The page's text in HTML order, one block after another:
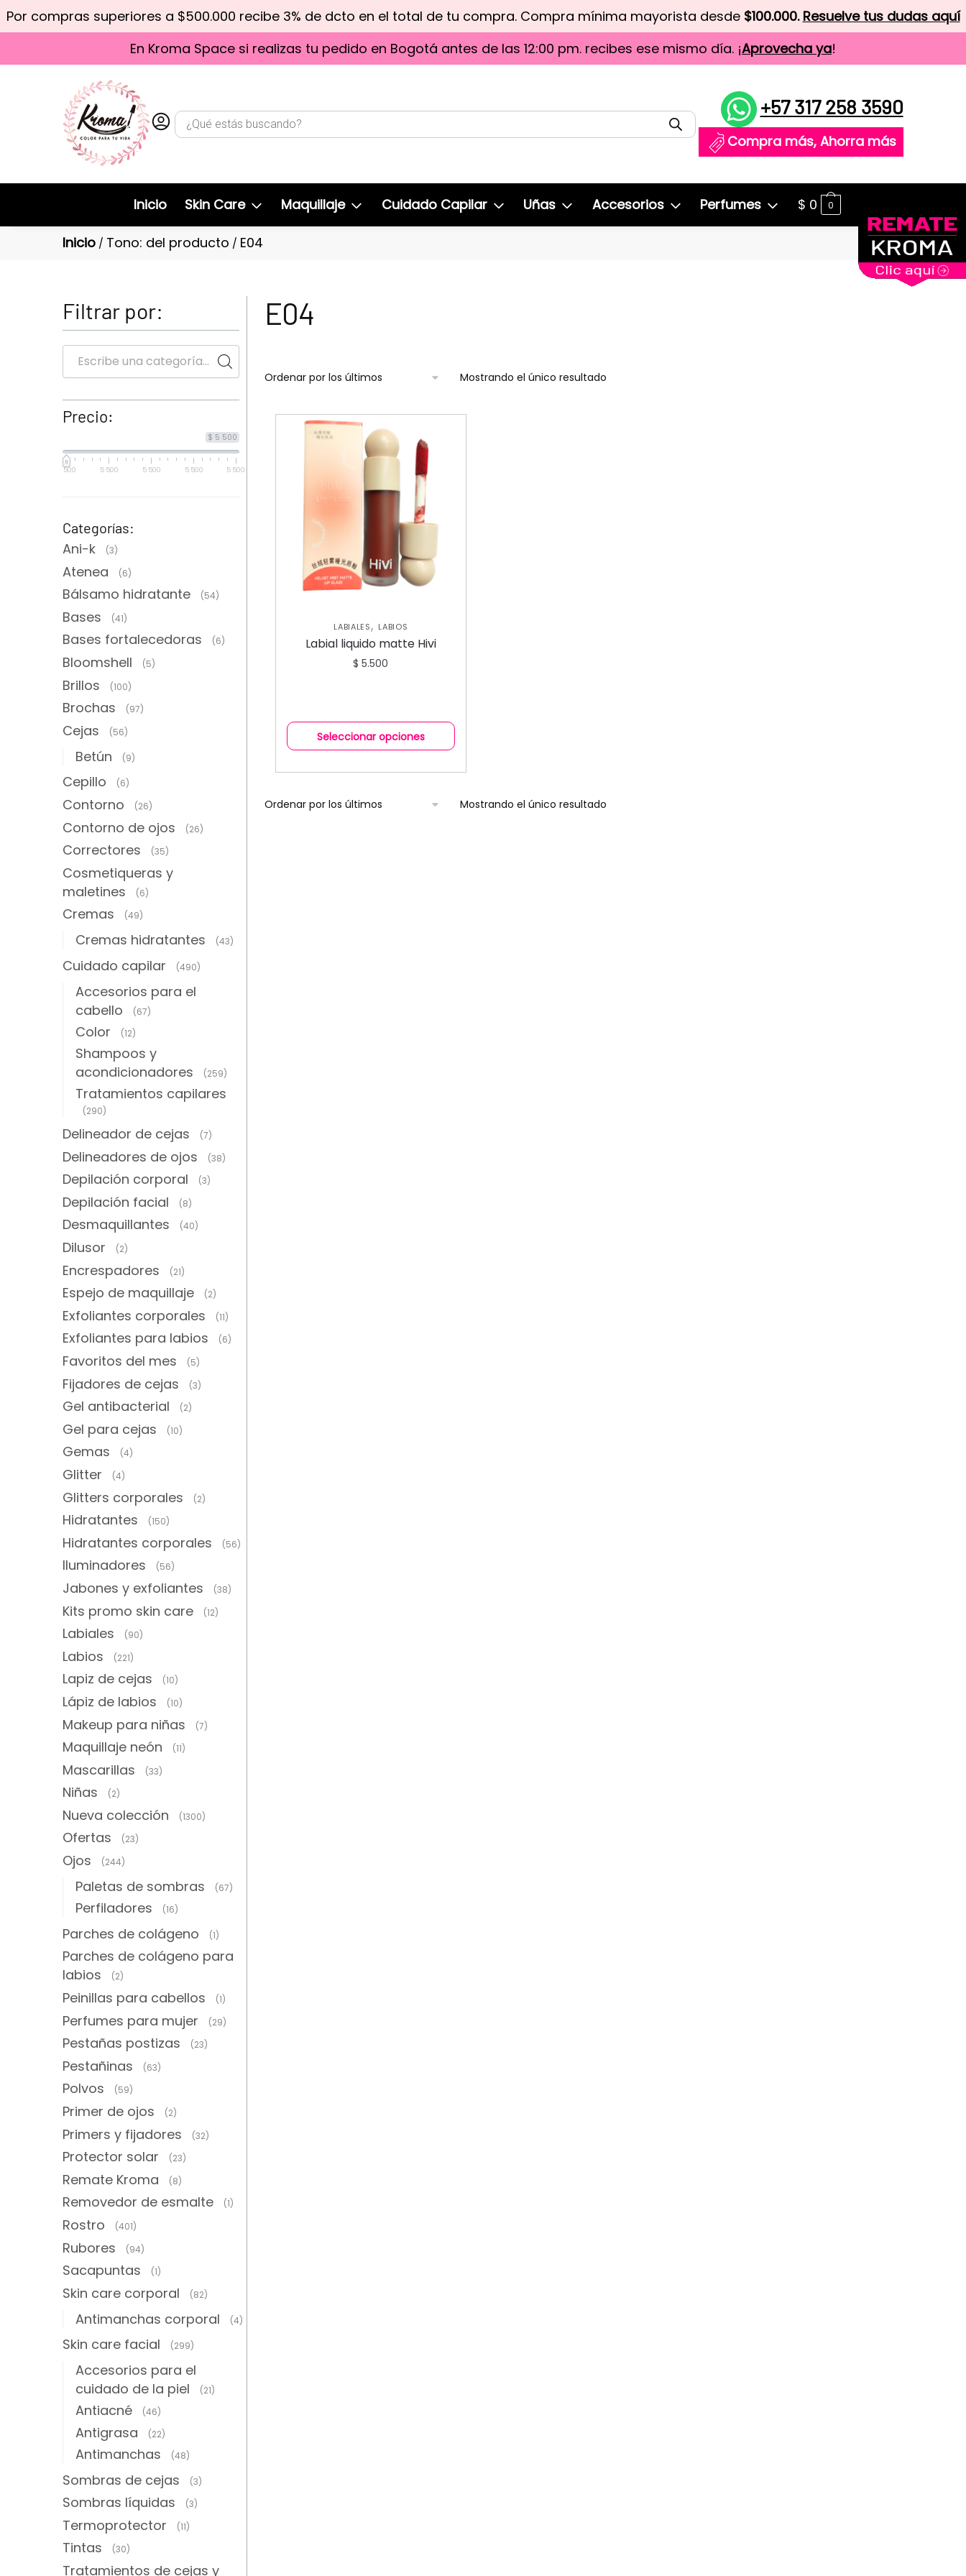
Por compras superiores a $500.000 recibe 3% de dcto en el total de tu compra. Compra mínima mayorista desde $100.000. Resuelve tus dudas aquí
En Kroma Space si realizas tu pedido en Bogotá antes de las 12:00 pm. recibes ese mismo día. ¡Aprovecha ya!
+57 317 258 3590
Compra más, Ahorra más
Inicio Skin Care Maquillaje Cuidado Capilar Uñas Accesorios Perfumes $ 0 0
Inicio / Tono: del producto / E04
E04
Mostrando el único resultado
LABIALES, LABIOS
Labial liquido matte Hivi
$ 5.500
Seleccionar opciones
Mostrando el único resultado
Filtrar por:
Precio:
$ 5 500
5 500 5 500 5 500 5 500 5 500
Categorías:
Ani-k (3)
Atenea (6)
Bálsamo hidratante (54)
Bases (41)
Bases fortalecedoras (6)
Bloomshell (5)
Brillos (100)
Brochas (97)
Cejas (56)
Betún (9)
Cepillo (6)
Contorno (26)
Contorno de ojos (26)
Correctores (35)
Cosmetiqueras y
maletines
(6)
Cremas (49)
Cremas hidratantes (43)
Cuidado capilar (490)
Accesorios para el
cabello
(67)
Color (12)
Shampoos y
acondicionadores
(259)
Tratamientos capilares
(290)
Delineador de cejas (7)
Delineadores de ojos (38)
Depilación corporal (3)
Depilación facial (8)
Desmaquillantes (40)
Dilusor (2)
Encrespadores (21)
Espejo de maquillaje (2)
Exfoliantes corporales (11)
Exfoliantes para labios (6)
Favoritos del mes (5)
Fijadores de cejas (3)
Gel antibacterial (2)
Gel para cejas (10)
Gemas (4)
Glitter (4)
Glitters corporales (2)
Hidratantes (150)
Hidratantes corporales (56)
Iluminadores (56)
Jabones y exfoliantes (38)
Kits promo skin care (12)
Labiales (90)
Labios (221)
Lapiz de cejas (10)
Lápiz de labios (10)
Makeup para niñas (7)
Maquillaje neón (11)
Mascarillas (33)
Niñas (2)
Nueva colección (1300)
Ofertas (23)
Ojos (244)
Paletas de sombras (67)
Perfiladores (16)
Parches de colágeno (1)
Parches de colágeno para
labios
(2)
Peinillas para cabellos (1)
Perfumes para mujer (29)
Pestañas postizas (23)
Pestañinas (63)
Polvos (59)
Primer de ojos (2)
Primers y fijadores (32)
Protector solar (23)
Remate Kroma (8)
Removedor de esmalte (1)
Rostro (401)
Rubores (94)
Sacapuntas (1)
Skin care corporal (82)
Antimanchas corporal (4)
Skin care facial (299)
Accesorios para el
cuidado de la piel
(21)
Antiacné (46)
Antigrasa (22)
Antimanchas (48)
Sombras de cejas (3)
Sombras líquidas (3)
Termoprotector (11)
Tintas (30)
Tratamientos de cejas y